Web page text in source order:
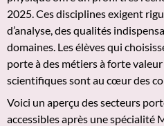
2025. Ces disciplines exigent
d’analyse, des qualités
domaines. Les élèves qui
porte à des métiers à forte
scientifiques sont au cœur des
Voici un aperçu des secteurs
accessibles après une spécialité